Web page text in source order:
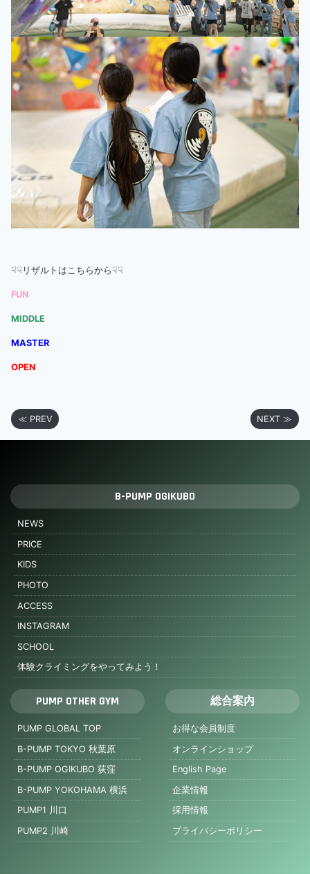
☟☟リザルトはこちらから☟☟
FUN
MIDDLE
MASTER
OPEN
≪ PREV NEXT ≫
B-PUMP OGIKUBO
NEWS
PRICE
KIDS
PHOTO
ACCESS
INSTAGRAM
SCHOOL
体験クライミングをやってみよう！
PUMP OTHER GYM
PUMP GLOBAL TOP
B-PUMP TOKYO 秋葉原
B-PUMP OGIKUBO 荻窪
B-PUMP YOKOHAMA 横浜
PUMP1 川口
PUMP2 川崎
総合案内
お得な会員制度
オンラインショップ
English Page
企業情報
採用情報
プライバシーポリシー